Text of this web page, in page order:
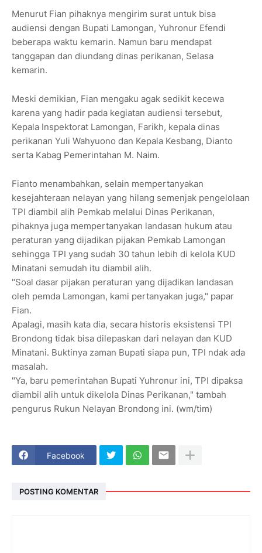
Menurut Fian pihaknya mengirim surat untuk bisa
audiensi dengan Bupati Lamongan, Yuhronur Efendi
beberapa waktu kemarin. Namun baru mendapat
tanggapan dan diundang dinas perikanan, Selasa
kemarin.
Meski demikian, Fian mengaku agak sedikit kecewa
karena yang hadir pada kegiatan audiensi tersebut,
Kepala Inspektorat Lamongan, Farikh, kepala dinas
perikanan Yuli Wahyuono dan Kepala Kesbang, Dianto
serta Kabag Pemerintahan M. Naim.
Fianto menambahkan, selain mempertanyakan
kesejahteraan nelayan yang hilang semenjak pengelolaan
TPI diambil alih Pemkab melalui Dinas Perikanan,
pihaknya juga mempertanyakan landasan hukum atau
peraturan yang dijadikan pijakan Pemkab Lamongan
sehingga TPI yang sudah 30 tahun lebih di kelola KUD
Minatani semudah itu diambil alih.
"Soal dasar pijakan peraturan yang dijadikan landasan
oleh pemda Lamongan, kami pertanyakan juga," papar
Fian.
Apalagi, masih kata dia, secara historis eksistensi TPI
Brondong tidak bisa dilepaskan dari nelayan dan KUD
Minatani. Buktinya zaman Bupati siapa pun, TPI ndak ada
masalah.
"Ya, baru pemerintahan Bupati Yuhronur ini, TPI dipaksa
diambil alih untuk dikelola Dinas Perikanan," tambah
pengurus Rukun Nelayan Brondong ini. (wm/tim)
Facebook
POSTING KOMENTAR